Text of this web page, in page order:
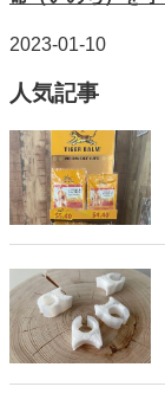
2023-01-10
人気記事